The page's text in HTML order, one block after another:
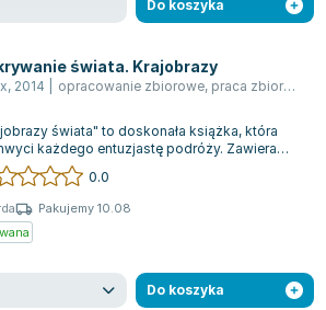
Do koszyka
świata. Krajobrazy
, 2014 opracowanie zbiorowe, praca zbiorowa
świata" to doskonała książka, która
każdego entuzjastę podróży. Zawiera
miejsc, których widok zapiera d...
0.0
Pakujemy 10.08
Do koszyka